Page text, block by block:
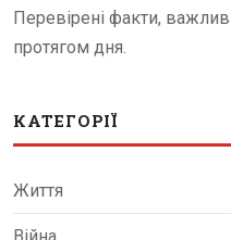
Перевірені факти,
протягом дня.
КАТЕГОРІЇ
Життя